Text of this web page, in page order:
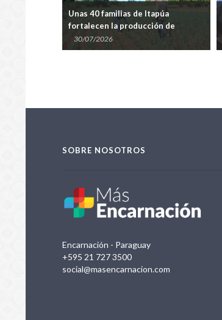
Unas 40 familias de Itapúa
fortalecen la producción de
cebolla con asistencia técnica en
sus fincas
30/07/2026
SOBRE NOSOTROS
Encarnación - Paraguay
+595 21 727 3500
social@masencarnacion.com